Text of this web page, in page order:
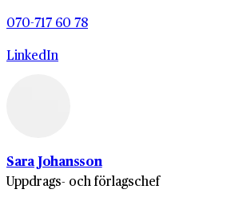
070-717 60 78
LinkedIn
Sara Johansson
Uppdrags- och förlagschef